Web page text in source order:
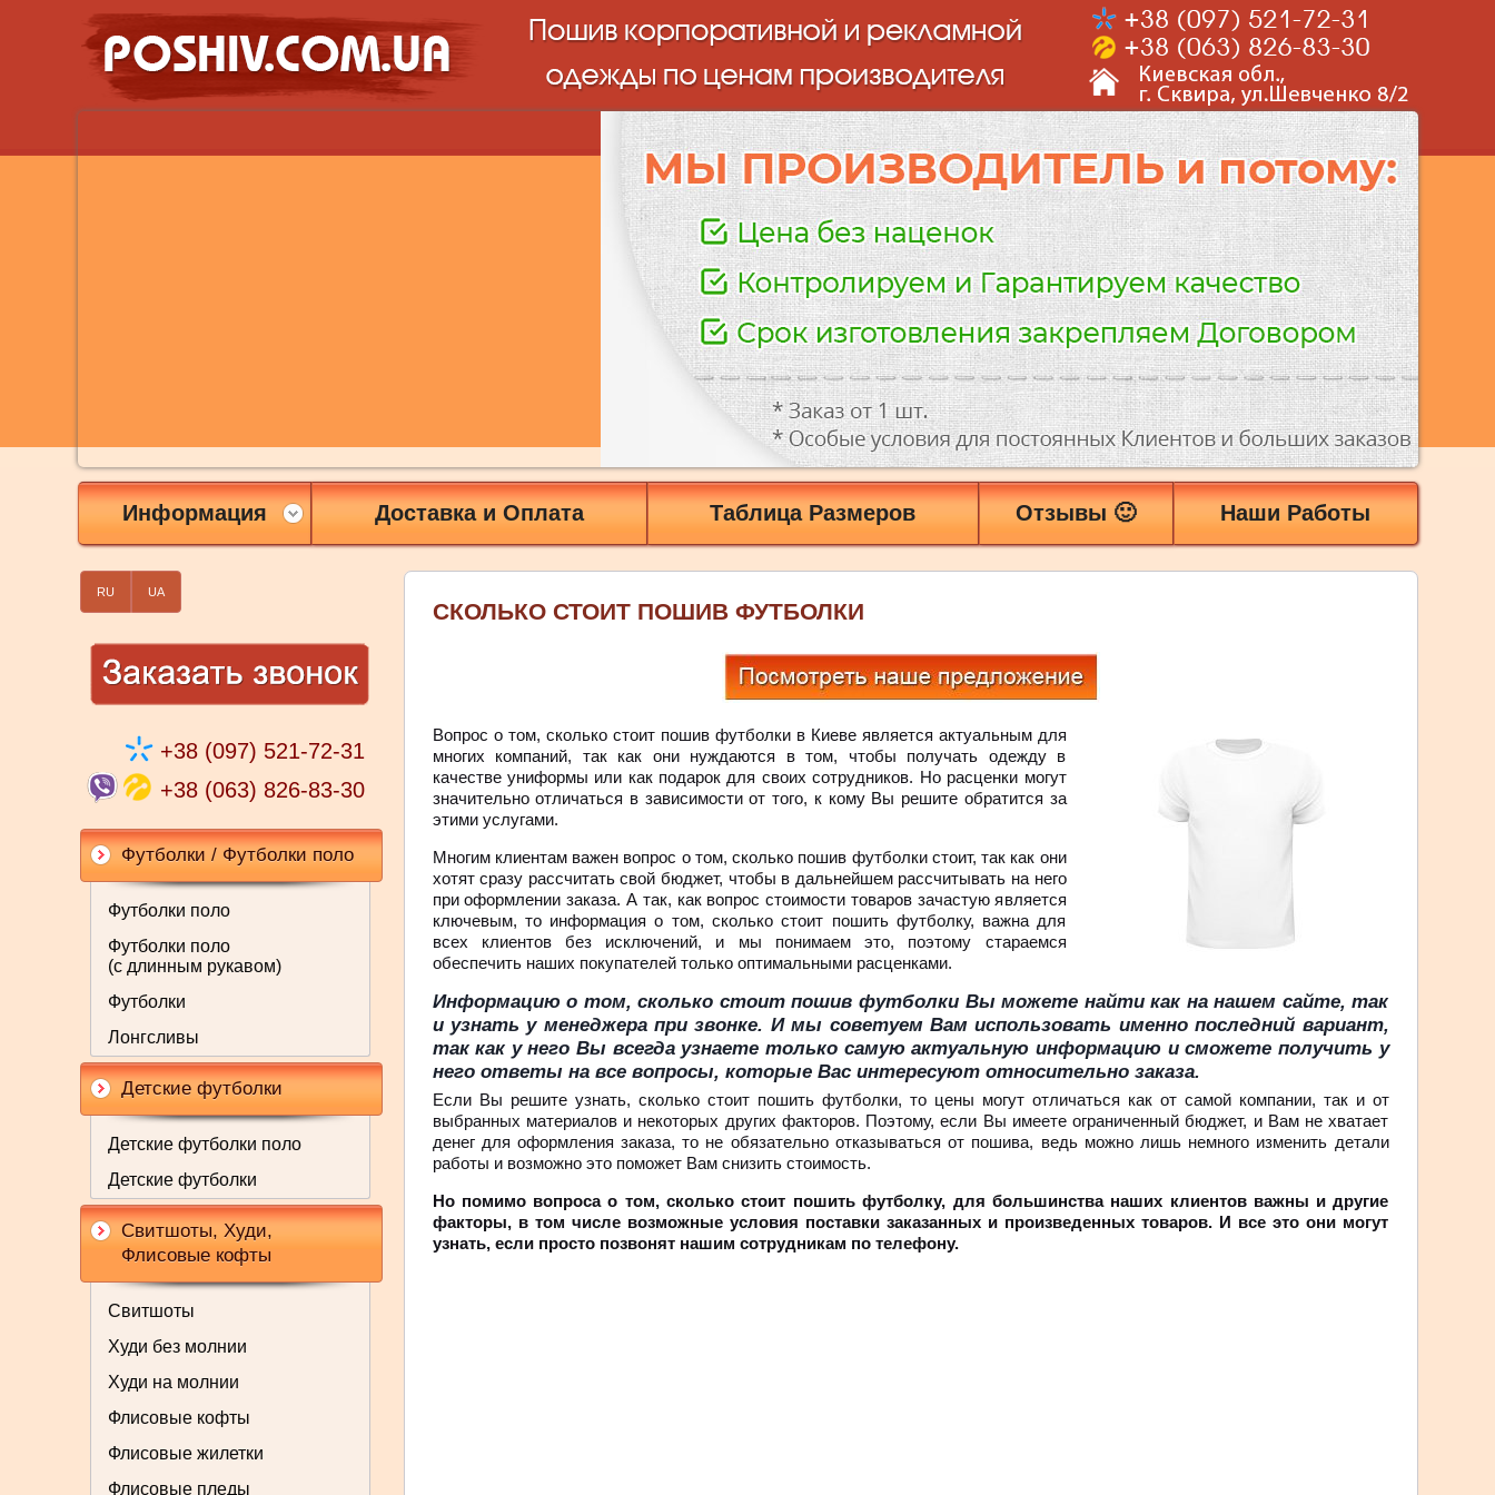
Информация Доставка и Оплата Таблица Размеров Отзывы 🙂 Наши Работы
RU UA
+38 (097) 521-72-31
+38 (063) 826-83-30
Футболки / Футболки поло
Футболки поло
Футболки поло
(с длинным рукавом)
Футболки
Лонгсливы
Детские футболки
Детские футболки поло
Детские футболки
Свитшоты, Худи,
Флисовые кофты
Свитшоты
Худи без молнии
Худи на молнии
Флисовые кофты
Флисовые жилетки
Флисовые пледы
СКОЛЬКО СТОИТ ПОШИВ ФУТБОЛКИ
Вопрос о том, сколько стоит пошив футболки в Киеве является актуальным для
многих компаний, так как они нуждаются в том, чтобы получать одежду в
качестве униформы или как подарок для своих сотрудников. Но расценки могут
значительно отличаться в зависимости от того, к кому Вы решите обратится за
этими услугами.
Многим клиентам важен вопрос о том, сколько пошив футболки стоит, так как они
хотят сразу рассчитать свой бюджет, чтобы в дальнейшем рассчитывать на него
при оформлении заказа. А так, как вопрос стоимости товаров зачастую является
ключевым, то информация о том, сколько стоит пошить футболку, важна для
всех клиентов без исключений, и мы понимаем это, поэтому стараемся
обеспечить наших покупателей только оптимальными расценками.
Информацию о том, сколько стоит пошив футболки Вы можете найти как на нашем сайте, так
и узнать у менеджера при звонке. И мы советуем Вам использовать именно последний вариант,
так как у него Вы всегда узнаете только самую актуальную информацию и сможете получить у
него ответы на все вопросы, которые Вас интересуют относительно заказа.
Если Вы решите узнать, сколько стоит пошить футболки, то цены могут отличаться как от самой компании, так и от
выбранных материалов и некоторых других факторов. Поэтому, если Вы имеете ограниченный бюджет, и Вам не хватает
денег для оформления заказа, то не обязательно отказываться от пошива, ведь можно лишь немного изменить детали
работы и возможно это поможет Вам снизить стоимость.
Но помимо вопроса о том, сколько стоит пошить футболку, для большинства наших клиентов важны и другие
факторы, в том числе возможные условия поставки заказанных и произведенных товаров. И все это они могут
узнать, если просто позвонят нашим сотрудникам по телефону.